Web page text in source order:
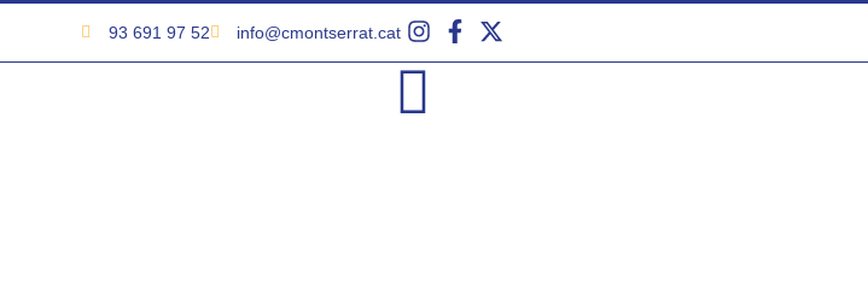
93 691 97 52 info@cmontserrat.cat